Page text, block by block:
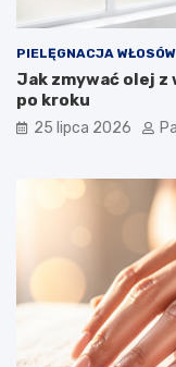
PIELĘGNACJA WŁOSÓW
Jak zmywać olej z
po kroku
25 lipca 2026